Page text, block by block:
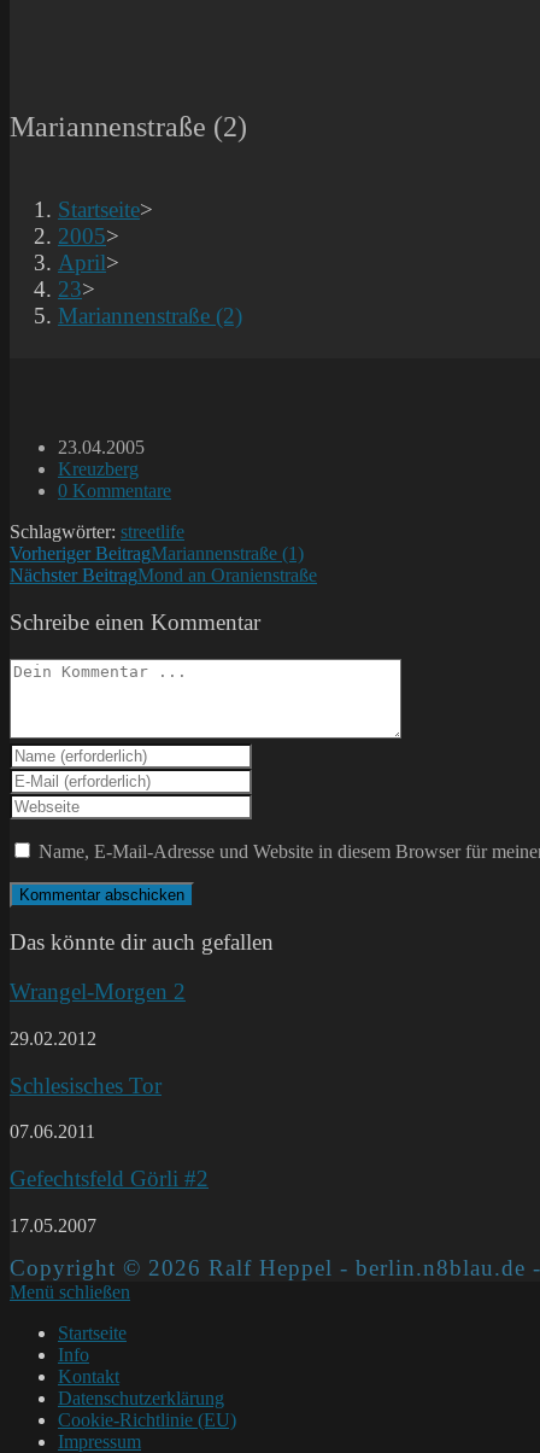
Mariannenstraße (2)
Startseite>
2005>
April>
23>
Mariannenstraße (2)
Beitrag
veröffentlicht:
23.04.2005
Beitrags-
Kategorie:
Kreuzberg
Beitrags-
0 Kommentare
Schlagwörter: streetlife
Weitere
Artikel
ansehen
Vorheriger BeitragMariannenstraße (1)
Nächster BeitragMond an Oranienstraße
Schreibe einen Kommentar
Kommentieren
Gib
deinen
Namen
oder
Benutzernamen
zum
Kommentieren
ein
Gib
deine
E-
Mail-
Adresse
zum
Kommentieren
ein
Gib
deine
Website-
ein
(optional)
Name, E-Mail-Adresse und Website in diesem Browser für
Das könnte dir auch gefallen
Wrangel-Morgen 2
29.02.2012
Schlesisches Tor
07.06.2011
Gefechtsfeld Görli #2
17.05.2007
Copyright © 2026 Ralf Heppel - berlin.n8blau.de
Menü schließen
Startseite
Info
Kontakt
Datenschutzerklärung
Cookie-Richtlinie (EU)
Impressum